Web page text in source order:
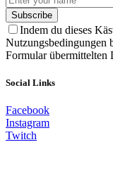
Subscribe
Indem du dieses
Nutzungsbedingungen
Formular übermittelten
Social Links
Facebook
Instagram
Twitch